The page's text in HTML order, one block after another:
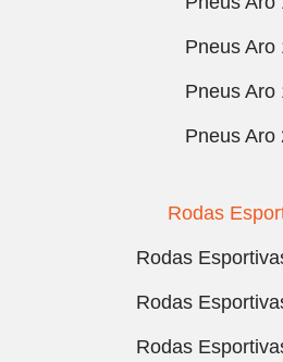
Pneus Aro
Pneus Aro
Pneus Aro
Rodas
Rodas
Rodas
Rodas